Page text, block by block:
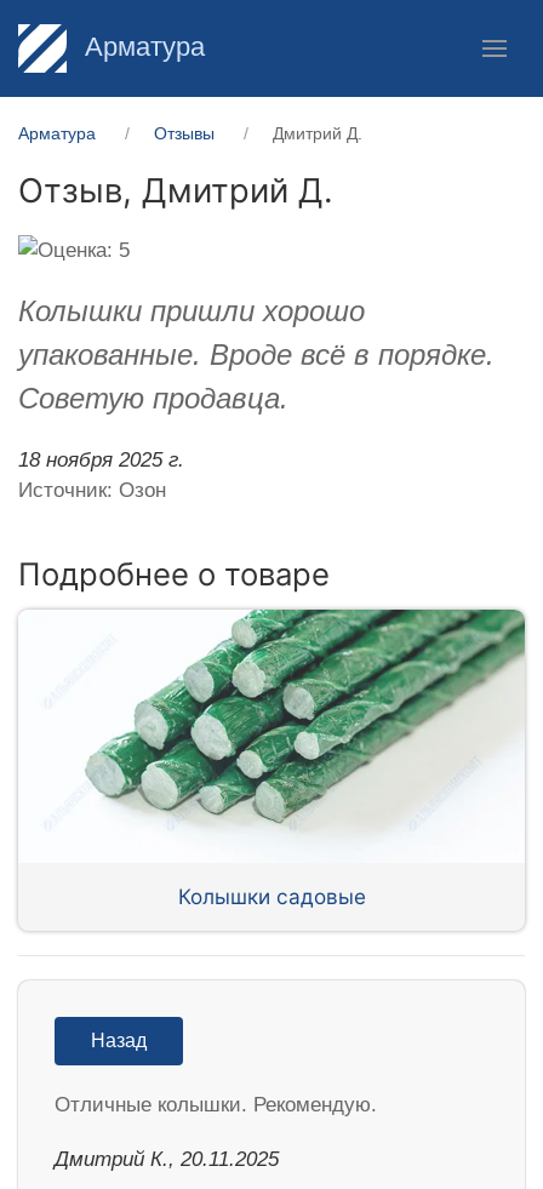
Арматура
Арматура Отзывы Дмитрий Д.
Отзыв, Дмитрий Д.
Колышки пришли хорошо
упакованные. Вроде всё в порядке.
Советую продавца.
18 ноября 2025 г.
Источник: Озон
Подробнее о товаре
Колышки садовые
Назад
Отличные колышки. Рекомендую.
Дмитрий К., 20.11.2025